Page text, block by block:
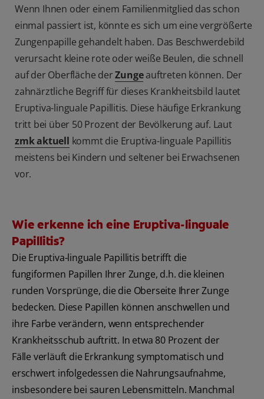
Wenn Ihnen oder einem Familienmitglied das schon
einmal passiert ist, könnte es sich um eine vergrößerte
Zungenpapille gehandelt haben. Das Beschwerdebild
verursacht kleine rote oder weiße Beulen, die schnell
auf der Oberfläche derZungeauftreten können. Der
zahnärztliche Begriff für dieses Krankheitsbild lautet
Eruptiva-linguale Papillitis. Diese häufige Erkrankung
tritt bei über 50 Prozent der Bevölkerung auf. Laut
zmk aktuell kommt die Eruptiva-linguale Papillitis
meistens bei Kindern und seltener bei Erwachsenen
vor.
Wie erkenne ich eine Eruptiva-linguale
Papillitis?
Die Eruptiva-linguale Papillitis betrifft die
fungiformen Papillen Ihrer Zunge, d.h. die kleinen
runden Vorsprünge, die die Oberseite Ihrer Zunge
bedecken. Diese Papillen können anschwellen und
ihre Farbe verändern, wenn entsprechender
Krankheitsschub auftritt. In etwa 80 Prozent der
Fälle verläuft die Erkrankung symptomatisch und
erschwert infolgedessen die Nahrungsaufnahme,
insbesondere bei sauren Lebensmitteln. Manchmal